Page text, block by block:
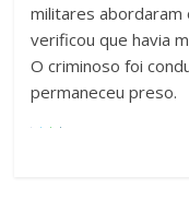
militares abordaram
verificou que havia
O criminoso foi
permaneceu preso.